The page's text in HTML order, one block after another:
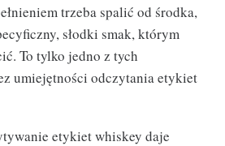
trzeba spalić od środka,
słodki smak, którym
To tylko jedno z tych
umiejętności odczytania etykiet
etykiet whiskey daje